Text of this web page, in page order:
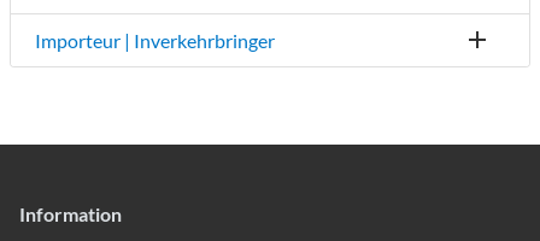
Importeur | Inverkehrbringer
Information